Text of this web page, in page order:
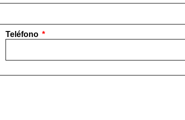
Teléfono